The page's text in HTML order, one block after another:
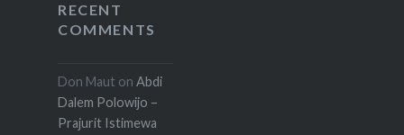
RECENT
COMMENTS
Don Maut on Abdi
Dalem Polowijo –
Prajurit Istimewa